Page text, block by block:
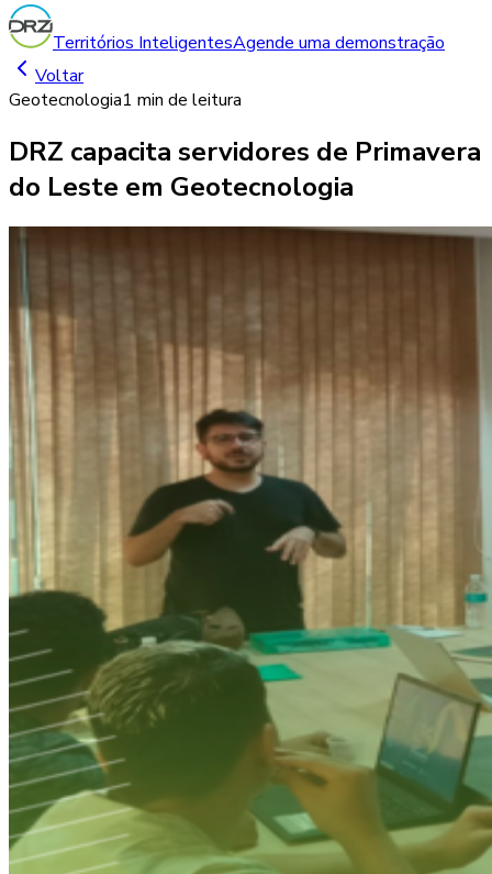
Territórios InteligentesAgende uma demonstração
Voltar
Geotecnologia1 min de leitura
DRZ capacita servidores de Primavera
do Leste em Geotecnologia